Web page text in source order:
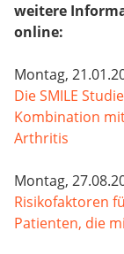
weitere
online:
Montag,
Die SMILE
Kombination
Arthritis
Montag,
Risikofaktoren
Patienten, die